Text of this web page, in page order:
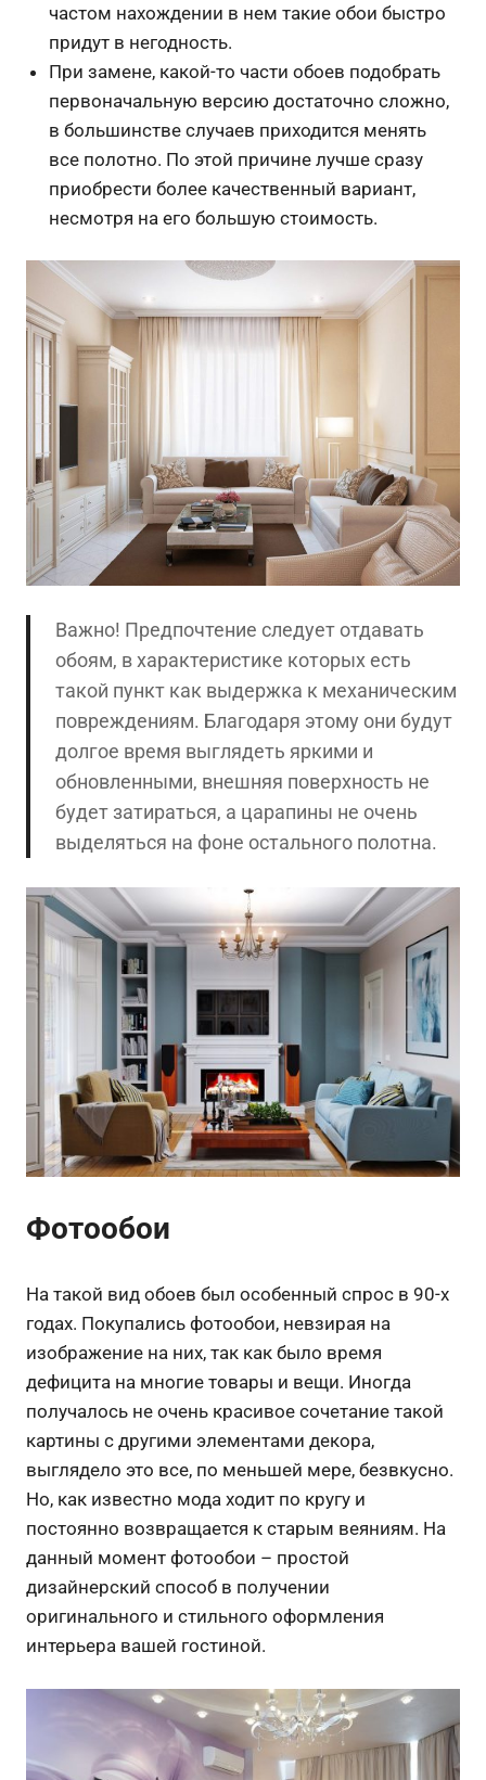
частом нахождении в нем такие обои быстро
придут в негодность.
При замене, какой-то части обоев подобрать
первоначальную версию достаточно сложно,
в большинстве случаев приходится менять
все полотно. По этой причине лучше сразу
приобрести более качественный вариант,
несмотря на его большую стоимость.
Важно! Предпочтение следует отдавать
обоям, в характеристике которых есть
такой пункт как выдержка к механическим
повреждениям. Благодаря этому они будут
долгое время выглядеть яркими и
обновленными, внешняя поверхность не
будет затираться, а царапины не очень
выделяться на фоне остального полотна.
Фотообои
На такой вид обоев был особенный спрос в 90-х
годах. Покупались фотообои, невзирая на
изображение на них, так как было время
дефицита на многие товары и вещи. Иногда
получалось не очень красивое сочетание такой
картины с другими элементами декора,
выглядело это все, по меньшей мере, безвкусно.
Но, как известно мода ходит по кругу и
постоянно возвращается к старым веяниям. На
данный момент фотообои – простой
дизайнерский способ в получении
оригинального и стильного оформления
интерьера вашей гостиной.